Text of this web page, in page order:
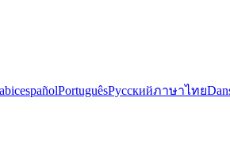
españolPortuguêsРусскийภาษาไทย